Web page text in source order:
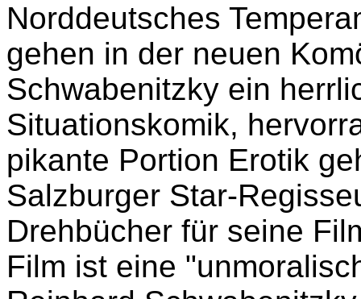
Norddeutsches
gehen in der neuen
Schwabenitzky ein
Situationskomik,
pikante Portion Erotik
Salzburger Star-
Drehbücher für seine
Film ist eine